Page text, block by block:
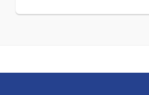
público